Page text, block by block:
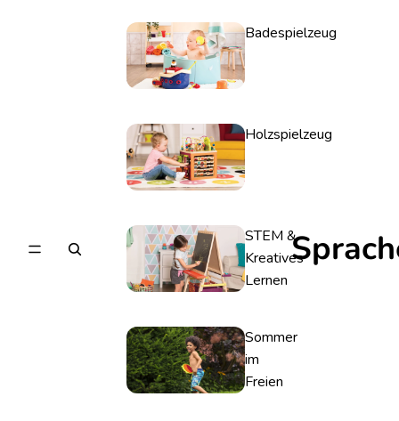
Badespielzeug
Holzspielzeug
STEM &
Kreatives
Lernen
Sommer
im
Freien